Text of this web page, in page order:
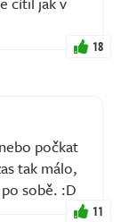
18
počkat
tak málo,
sobě. :D
11